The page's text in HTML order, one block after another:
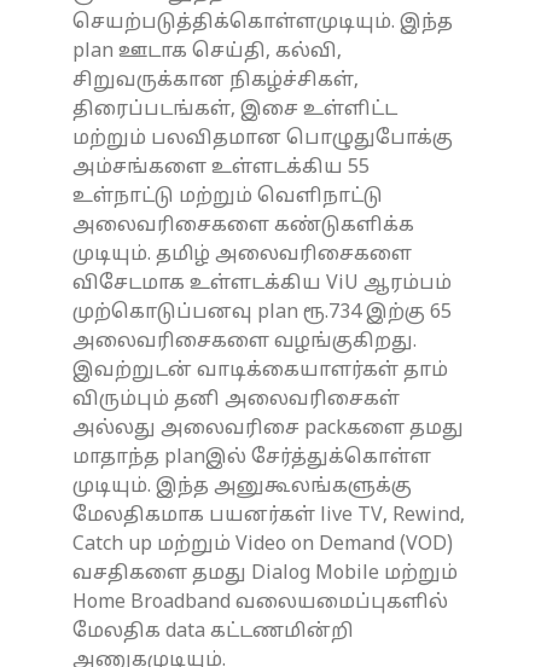
செயற்படுத்திக்கொள்ளமுடியும். இந்த
plan ஊடாக செய்தி, கல்வி,
சிறுவருக்கான நிகழ்ச்சிகள்,
திரைப்படங்கள், இசை உள்ளிட்ட
மற்றும் பலவிதமான பொழுதுபோக்கு
அம்சங்களை உள்ளடக்கிய 55
உள்நாட்டு மற்றும் வெளிநாட்டு
அலைவரிசைகளை கண்டுகளிக்க
முடியும். தமிழ் அலைவரிசைகளை
விசேடமாக உள்ளடக்கிய ViU ஆரம்பம்
முற்கொடுப்பனவு plan ரூ.734 இற்கு 65
அலைவரிசைகளை வழங்குகிறது.
இவற்றுடன் வாடிக்கையாளர்கள் தாம்
விரும்பும் தனி அலைவரிசைகள்
அல்லது அலைவரிசை packகளை தமது
மாதாந்த planஇல் சேர்த்துக்கொள்ள
முடியும். இந்த அனுகூலங்களுக்கு
மேலதிகமாக பயனர்கள் live TV, Rewind,
Catch up மற்றும் Video on Demand (VOD)
வசதிகளை தமது Dialog Mobile மற்றும்
Home Broadband வலையமைப்புகளில்
மேலதிக data கட்டணமின்றி
அணுகமுடியும்.